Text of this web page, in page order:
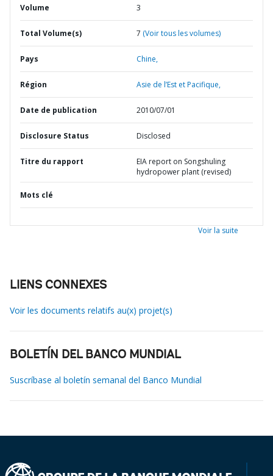
Volume 3
Total Volume(s) 7 (Voir tous les volumes)
Pays Chine,
Région Asie de l’Est et Pacifique,
Date de publication 2010/07/01
Disclosure Status Disclosed
Titre du rapport
EIA report on Songshuling
hydropower plant (revised)
Mots clé
Voir la suite
LIENS CONNEXES
Voir les documents relatifs au(x) projet(s)
BOLETÍN DEL BANCO MUNDIAL
Suscríbase al boletín semanal del Banco Mundial